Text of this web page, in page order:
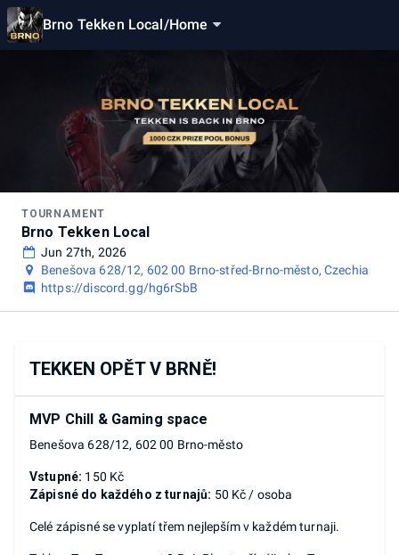
Brno Tekken Local/Home
TOURNAMENT
Brno Tekken Local
Jun 27th, 2026
Benešova 628/12, 602 00 Brno-střed-Brno-město, Czechia
https://discord.gg/hg6rSbB
TEKKEN OPĚT V BRNĚ!
MVP Chill & Gaming space
Benešova 628/12, 602 00 Brno-město
Vstupné: 150 Kč
Zápisné do každého z turnajů: 50 Kč / osoba
Celé zápisné se vyplatí třem nejlepším v každém turnaji.